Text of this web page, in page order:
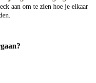
aan om te zien hoe je elkaar